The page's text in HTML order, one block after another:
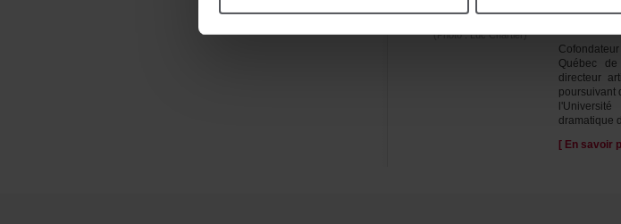
(Photo:LucChartier)